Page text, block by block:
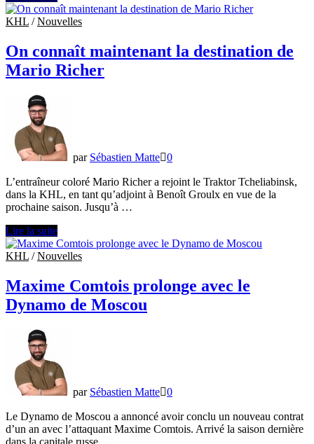
Gallant
nommé
chef
des
Dragons
Shanghai
KHL /Nouvelles
On connaît maintenant la destination de
Mario Richer
par Sébastien Matte 0
L’entraîneur coloré Mario Richer a rejoint le Traktor Tcheliabinsk,
dans la KHL, en tant qu’adjoint à Benoît Groulx en vue de la
prochaine saison. Jusqu’à …
On
connaît
maintenant
destination
de
Mario
Lire la suite
KHL /Nouvelles
Maxime Comtois prolonge avec le
Dynamo de Moscou
par Sébastien Matte 0
Le Dynamo de Moscou a annoncé avoir conclu un nouveau contrat
d’un an avec l’attaquant Maxime Comtois. Arrivé la saison dernière
dans la capitale russe, …